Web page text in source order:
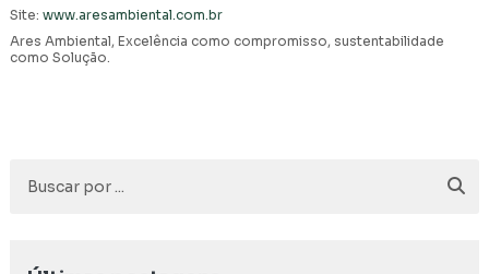
Site: www.aresambiental.com.br
Ares Ambiental, Excelência como compromisso, sustentabilidade
como Solução.